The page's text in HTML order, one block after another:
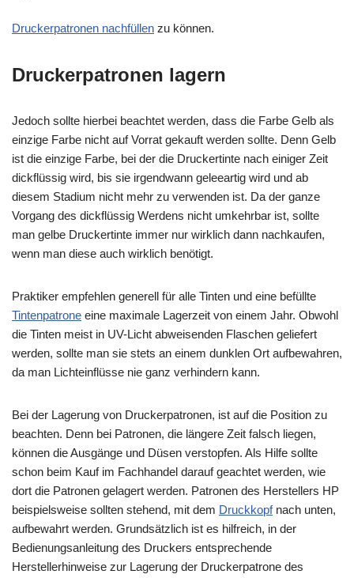
Druckerpatronen nachfüllen zu können.
Druckerpatronen lagern
Jedoch sollte hierbei beachtet werden, dass die Farbe Gelb als
einzige Farbe nicht auf Vorrat gekauft werden sollte. Denn Gelb
ist die einzige Farbe, bei der die Druckertinte nach einiger Zeit
dickflüssig wird, bis sie irgendwann geleeartig wird und ab
diesem Stadium nicht mehr zu verwenden ist. Da der ganze
Vorgang des dickflüssig Werdens nicht umkehrbar ist, sollte
man gelbe Druckertinte immer nur wirklich dann nachkaufen,
wenn man diese auch wirklich benötigt.
Praktiker empfehlen generell für alle Tinten und eine befüllte
Tintenpatrone eine maximale Lagerzeit von einem Jahr. Obwohl
die Tinten meist in UV-Licht abweisenden Flaschen geliefert
werden, sollte man sie stets an einem dunklen Ort aufbewahren,
da man Lichteinflüsse nie ganz verhindern kann.
Bei der Lagerung von Druckerpatronen, ist auf die Position zu
beachten. Denn bei Patronen, die längere Zeit falsch liegen,
können die Ausgänge und Düsen verstopfen. Als Hilfe sollte
schon beim Kauf im Fachhandel darauf geachtet werden, wie
dort die Patronen gelagert werden. Patronen des Herstellers HP
beispielsweise sollten stehend, mit dem Druckkopfnach unten,
aufbewahrt werden. Grundsätzlich ist es hilfreich, in der
Bedienungsanleitung des Druckers entsprechende
Herstellerhinweise zur Lagerung der Druckerpatrone des